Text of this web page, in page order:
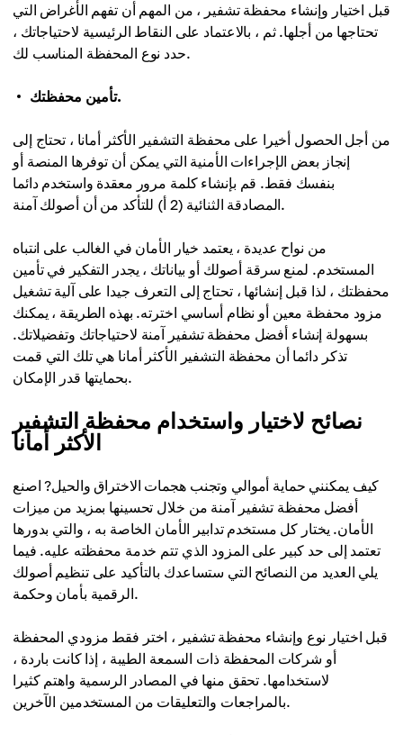
قبل اختيار وإنشاء محفظة تشفير ، من المهم أن تفهم الأغراض التي
تحتاجها من أجلها. ثم ، بالاعتماد على النقاط الرئيسية لاحتياجاتك ،
حدد نوع المحفظة المناسب لك.
تأمين محفظتك.
من أجل الحصول أخيرا على محفظة التشفير الأكثر أمانا ، تحتاج إلى
إنجاز بعض الإجراءات الأمنية التي يمكن أن توفرها المنصة أو
بنفسك فقط. قم بإنشاء كلمة مرور معقدة واستخدم دائما
المصادقة الثنائية (2 أ) للتأكد من أن أصولك آمنة.
من نواح عديدة ، يعتمد خيار الأمان في الغالب على انتباه
المستخدم. لمنع سرقة أصولك أو بياناتك ، يجدر التفكير في تأمين
محفظتك ، لذا قبل إنشائها ، تحتاج إلى التعرف جيدا على آلية تشغيل
مزود محفظة معين أو نظام أساسي اخترته. بهذه الطريقة ، يمكنك
بسهولة إنشاء أفضل محفظة تشفير آمنة لاحتياجاتك وتفضيلاتك.
تذكر دائما أن محفظة التشفير الأكثر أمانا هي تلك التي قمت
بحمايتها قدر الإمكان.
نصائح لاختيار واستخدام محفظة التشفير
الأكثر أمانا
كيف يمكنني حماية أموالي وتجنب هجمات الاختراق والحيل? اصنع
أفضل محفظة تشفير آمنة من خلال تحسينها بمزيد من ميزات
الأمان. يختار كل مستخدم تدابير الأمان الخاصة به ، والتي بدورها
تعتمد إلى حد كبير على المزود الذي تتم خدمة محفظته عليه. فيما
يلي العديد من النصائح التي ستساعدك بالتأكيد على تنظيم أصولك
الرقمية بأمان وحكمة.
قبل اختيار نوع وإنشاء محفظة تشفير ، اختر فقط مزودي المحفظة
أو شركات المحفظة ذات السمعة الطيبة ، إذا كانت باردة ،
لاستخدامها. تحقق منها في المصادر الرسمية واهتم كثيرا
بالمراجعات والتعليقات من المستخدمين الآخرين.